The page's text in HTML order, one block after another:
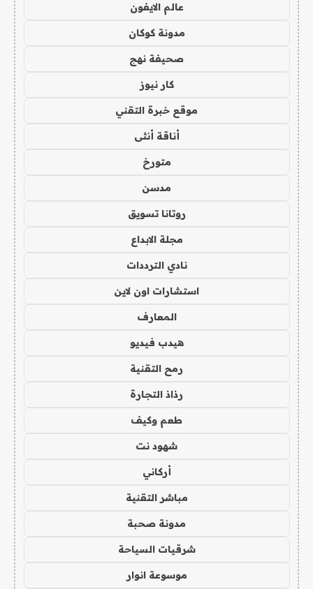
عالم الايفون
مدونة كوكان
صحيفة نهج
كار نيوز
موقع خبرة التقني
أناقة أنثى
متورخ
مدسن
روتانا تسويق
مجلة الابداع
نادي الترددات
استشارات اون لاين
المعارف
هيدب فيديو
رمح التقنية
رذاذ التجارة
طعم وكيف
شهود نت
أركاني
مباشر التقنية
مدونة صحبة
شرقيات السياحة
موسوعة انوار